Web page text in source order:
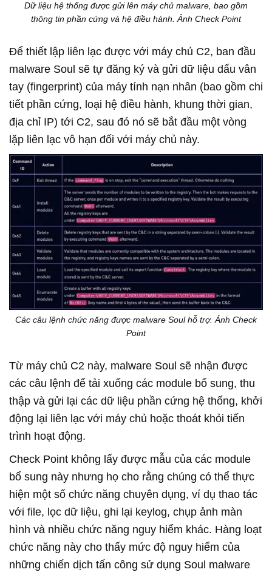
Dữ liệu hệ thống được gửi lên máy chủ malware, bao gồm
thông tin phần cứng và hệ điều hành. Ảnh Check Point
Để thiết lập liên lạc được với máy chủ C2, ban đầu
malware Soul sẽ tự đăng ký và gửi dữ liệu dấu vân
tay (fingerprint) của máy tính nạn nhân (bao gồm chi
tiết phần cứng, loại hệ điều hành, khung thời gian,
địa chỉ IP) tới C2, sau đó nó sẽ bắt đầu một vòng
lặp liên lạc vô hạn đối với máy chủ này.
Các câu lệnh chức năng được malware Soul hỗ trợ. Ảnh Check
Point
Từ máy chủ C2 này, malware Soul sẽ nhận được
các câu lệnh để tải xuống các module bổ sung, thu
thập và gửi lại các dữ liệu phần cứng hệ thống, khởi
động lại liên lạc với máy chủ hoặc thoát khỏi tiến
trình hoạt động.
Check Point không lấy được mẫu của các module
bổ sung này nhưng họ cho rằng chúng có thể thực
hiện một số chức năng chuyên dụng, ví dụ thao tác
với file, lọc dữ liệu, ghi lại keylog, chụp ảnh màn
hình và nhiều chức năng nguy hiểm khác. Hàng loạt
chức năng này cho thấy mức độ nguy hiểm của
những chiến dịch tấn công sử dụng Soul malware